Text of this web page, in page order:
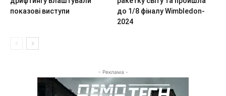
показові виступи
до 1/8 фіналу Wimbledon-
2024
- Реклама -